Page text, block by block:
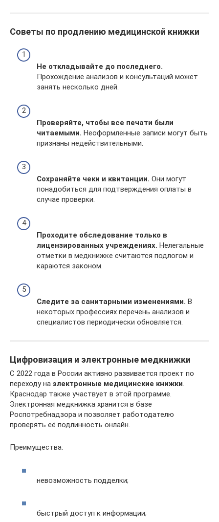
Советы по продлению медицинской книжки
Не откладывайте до последнего.
Прохождение анализов и консультаций может
занять несколько дней.
Проверяйте, чтобы все печати были
читаемыми. Неоформленные записи могут быть
признаны недействительными.
Сохраняйте чеки и квитанции. Они могут
понадобиться для подтверждения оплаты в
случае проверки.
Проходите обследование только в
лицензированных учреждениях. Нелегальные
отметки в медкнижке считаются подлогом и
караются законом.
Следите за санитарными изменениями. В
некоторых профессиях перечень анализов и
специалистов периодически обновляется.
Цифровизация и электронные медкнижки
С 2022 года в России активно развивается проект по
переходу на электронные медицинские книжки.
Краснодар также участвует в этой программе.
Электронная медкнижка хранится в базе
Роспотребнадзора и позволяет работодателю
проверять её подлинность онлайн.
Преимущества:
невозможность подделки;
быстрый доступ к информации;